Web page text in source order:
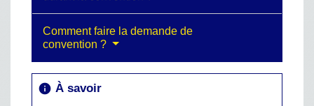
Comment faire la demande de
convention ?
info À savoir